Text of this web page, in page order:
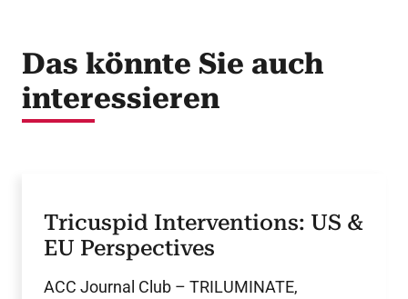
Das könnte Sie auch
interessieren
Tricuspid Interventions: US &
EU Perspectives
ACC Journal Club – TRILUMINATE,